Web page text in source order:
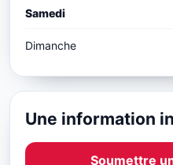
Samedi
Dimanche
Une information
Soumettre